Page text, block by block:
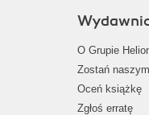
O Grupie
Zostań
Oceń książkę
Zgłoś erratę